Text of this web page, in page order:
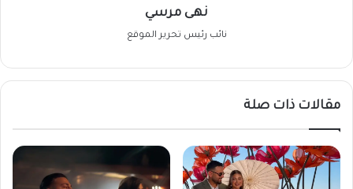
نهى مرسي
نائب رئيس تحرير الموقع
مقالات ذات صلة